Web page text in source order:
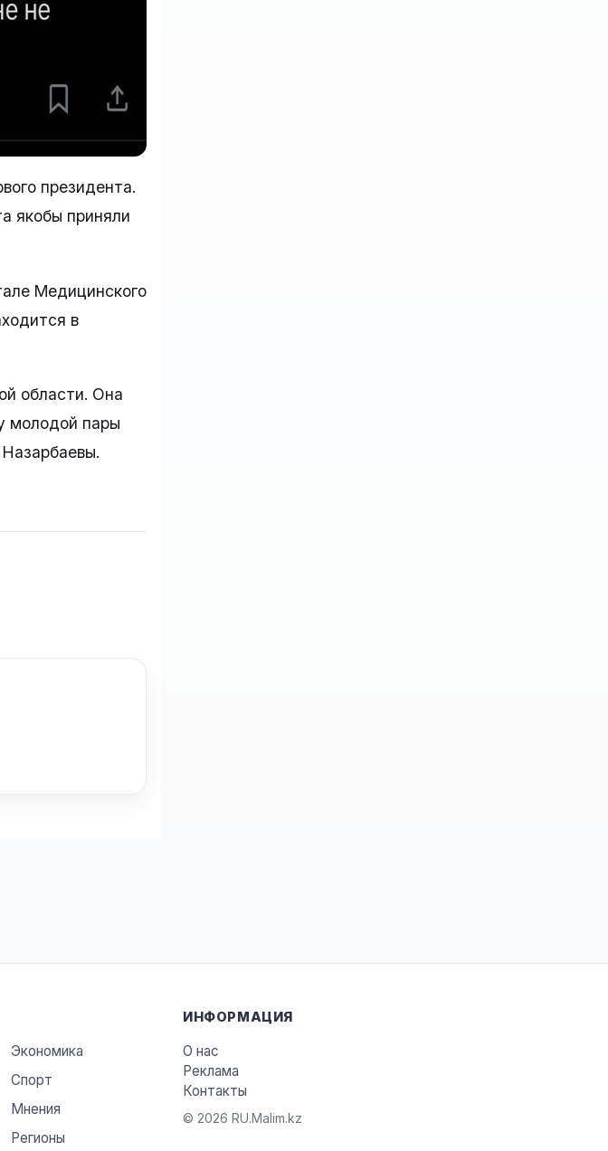
президента.
якобы приняли
Медицинского
в
области. Она
молодой пары
Экономика
Спорт
Мнения
Регионы
ИНФОРМАЦИЯ
О нас
Реклама
Контакты
© 2026 RU.Malim.kz